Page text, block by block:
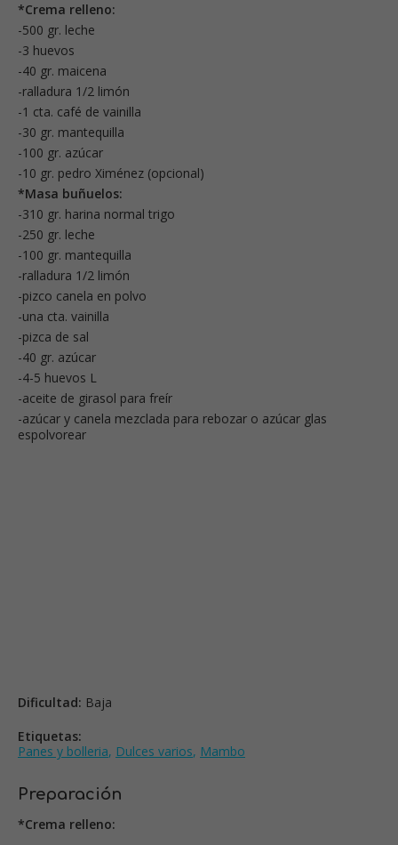
*Crema relleno:
-500 gr. leche
-3 huevos
-40 gr. maicena
-ralladura 1/2 limón
-1 cta. café de vainilla
-30 gr. mantequilla
-100 gr. azúcar
-10 gr. pedro Ximénez (opcional)
*Masa buñuelos:
-310 gr. harina normal trigo
-250 gr. leche
-100 gr. mantequilla
-ralladura 1/2 limón
-pizco canela en polvo
-una cta. vainilla
-pizca de sal
-40 gr. azúcar
-4-5 huevos L
-aceite de girasol para freír
-azúcar y canela mezclada para rebozar o azúcar glas
espolvorear
Dificultad: Baja
Etiquetas:
Panes y bolleria, Dulces varios, Mambo
Preparación
*Crema relleno: